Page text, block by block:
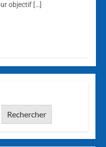
objectif […]
Rechercher